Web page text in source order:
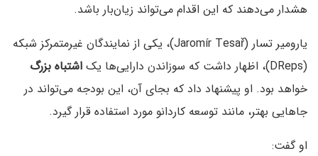
هشدار می‌دهند که این اقدام می‌تواند زیان‌بار باشد.
یارومیر تسار (Jaromír Tesař)، یکی از نمایندگان غیرمتمرکز شبکه
(DReps)، اظهار داشت که سوزاندن دارایی‌ها یک
اشتباه بزرگ
خواهد بود. او پیشنهاد داد که بجای آن، این بودجه می‌تواند در
جاهایی بهتر، مانند توسعه کاردانو مورد استفاده قرار گیرد.
او گفت: